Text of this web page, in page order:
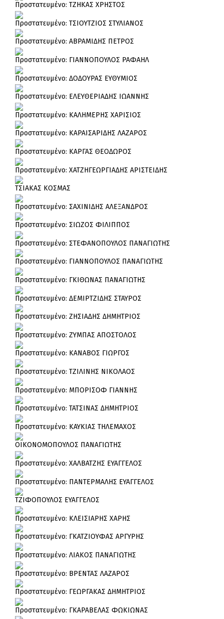
Πρoστατευμένο: ΤΖΗΚΑΣ ΧΡΗΣΤΟΣ
Πρoστατευμένο: ΤΣΙΟΥΤΖΙΟΣ ΣΤΥΛΙΑΝΟΣ
Πρoστατευμένο: ΑΒΡΑΜΙΔΗΣ ΠΕΤΡΟΣ
Πρoστατευμένο: ΓΙΑΝΝΟΠΟΥΛΟΣ ΡΑΦΑΗΛ
Πρoστατευμένο: ΔΟΔΟΥΡΑΣ ΕΥΘΥΜΙΟΣ
Πρoστατευμένο: ΕΛΕΥΘΕΡΙΑΔΗΣ ΙΩΑΝΝΗΣ
Πρoστατευμένο: ΚΑΛΗΜΕΡΗΣ ΧΑΡΙΣΙΟΣ
Πρoστατευμένο: ΚΑΡΑΙΣΑΡΙΔΗΣ ΛΑΖΑΡΟΣ
Πρoστατευμένο: ΚΑΡΓΑΣ ΘΕΟΔΩΡΟΣ
Πρoστατευμένο: ΧΑΤΖΗΓΕΩΡΓΙΑΔΗΣ ΑΡΙΣΤΕΙΔΗΣ
ΤΣΙΑΚΑΣ ΚΟΣΜΑΣ
Πρoστατευμένο: ΣΑΧΙΝΙΔΗΣ ΑΛΕΞΑΝΔΡΟΣ
Πρoστατευμένο: ΣΙΩΖΟΣ ΦΙΛΙΠΠΟΣ
Πρoστατευμένο: ΣΤΕΦΑΝΟΠΟΥΛΟΣ ΠΑΝΑΓΙΩΤΗΣ
Πρoστατευμένο: ΓΙΑΝΝΟΠΟΥΛΟΣ ΠΑΝΑΓΙΩΤΗΣ
Πρoστατευμένο: ΓΚΙΘΩΝΑΣ ΠΑΝΑΓΙΩΤΗΣ
Πρoστατευμένο: ΔΕΜΙΡΤΖΙΔΗΣ ΣΤΑΥΡΟΣ
Πρoστατευμένο: ΖΗΣΙΑΔΗΣ ΔΗΜΗΤΡΙΟΣ
Πρoστατευμένο: ΖΥΜΠΑΣ ΑΠΟΣΤΟΛΟΣ
Πρoστατευμένο: ΚΑΝΑΒΟΣ ΓΙΩΡΓΟΣ
Πρoστατευμένο: ΤΖΙΛΙΝΗΣ ΝΙΚΟΛΑΟΣ
Πρoστατευμένο: ΜΠΟΡΙΣΟΦ ΓΙΑΝΝΗΣ
Πρoστατευμένο: ΤΑΤΣΙΝΑΣ ΔΗΜΗΤΡΙΟΣ
Πρoστατευμένο: ΚΑΥΚΙΑΣ ΤΗΛΕΜΑΧΟΣ
ΟΙΚΟΝΟΜΟΠΟΥΛΟΣ ΠΑΝΑΓΙΩΤΗΣ
Πρoστατευμένο: ΧΑΛΒΑΤΖΗΣ ΕΥΑΓΓΕΛΟΣ
Πρoστατευμένο: ΠΑΝΤΕΡΜΑΛΗΣ ΕΥΑΓΓΕΛΟΣ
ΤΖΙΦΟΠΟΥΛΟΣ ΕΥΑΓΓΕΛΟΣ
Πρoστατευμένο: ΚΛΕΙΣΙΑΡΗΣ ΧΑΡΗΣ
Πρoστατευμένο: ΓΚΑΤΖΙΟΥΦΑΣ ΑΡΓΥΡΗΣ
Πρoστατευμένο: ΛΙΑΚΟΣ ΠΑΝΑΓΙΩΤΗΣ
Πρoστατευμένο: ΒΡΕΝΤΑΣ ΛΑΖΑΡΟΣ
Πρoστατευμένο: ΓΕΩΡΓΑΚΑΣ ΔΗΜΗΤΡΙΟΣ
Πρoστατευμένο: ΓΚΑΡΑΒΕΛΑΣ ΦΩΚΙΩΝΑΣ